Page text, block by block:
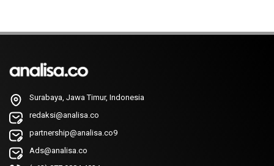
Surabaya, Jawa Timur, Indonesia
redaksi@analisa.co
partnership@analisa.co9
Ads@analisa.co